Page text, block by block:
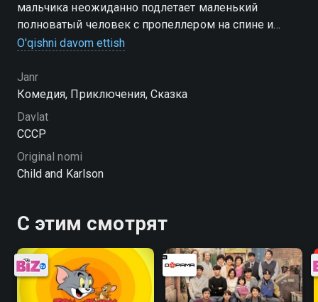
мальчика неожиданно подлетает маленький
полноватый человек с пропеллером на спине и
представляется: "Я - Карлсон, который живёт на
Карлсона
O'qishni davom ettish
Janr
Комедия, Приключения, Сказка
Davlat
СССР
Original nomi
Child and Karlson
С этим смотрят